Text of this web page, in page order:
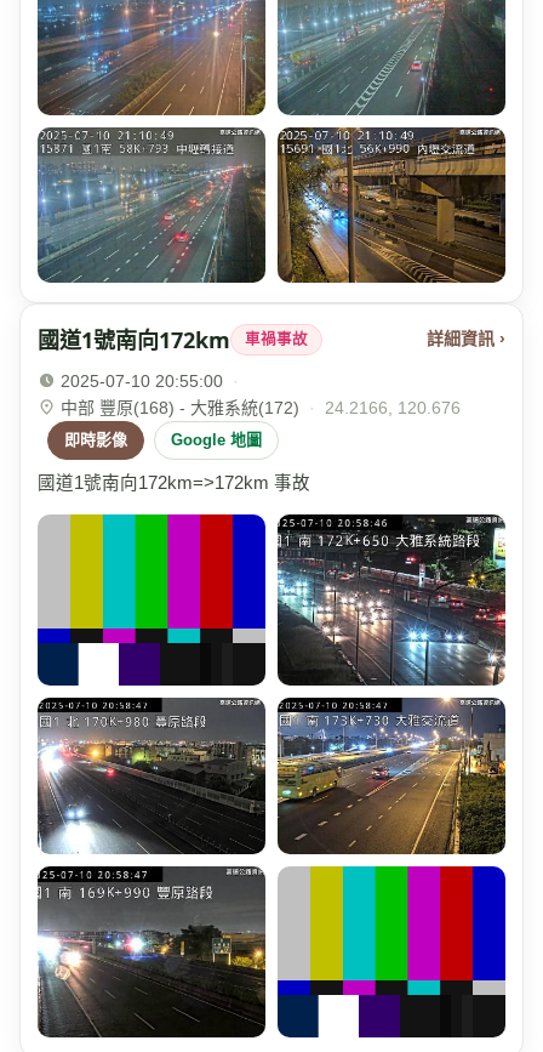
國道1號南向172km 車禍事故 詳細資訊 ›
2025-07-10 20:55:00
·
中部 豐原(168) - 大雅系統(172)
· 24.2166, 120.676
即時影像 Google 地圖
國道1號南向172km=>172km 事故